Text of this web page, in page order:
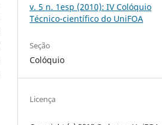
v. 5 n. 1esp (2010): IV Colóquio
Técnico-científico do UniFOA
Seção
Colóquio
Licença